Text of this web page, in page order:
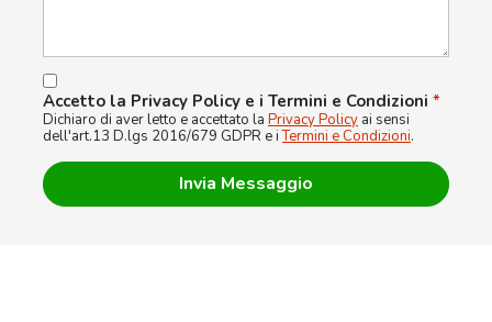
Accetto la Privacy Policy e i Termini e Condizioni *
Dichiaro di aver letto e accettato la Privacy Policy ai sensi
dell'art.13 D.lgs 2016/679 GDPR e iTermini e Condizioni.